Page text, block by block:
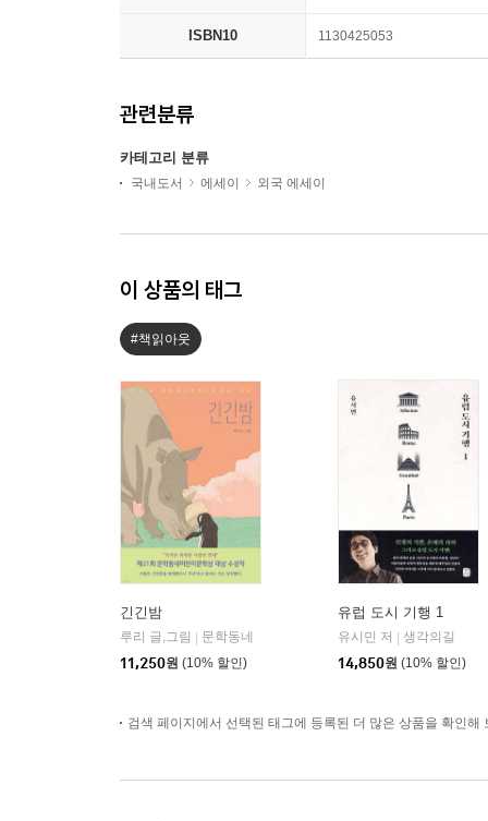
ISBN10 1130425053
관련분류
카테고리 분류
국내도서 에세이 외국 에세이
이 상품의 태그
#책읽아웃
긴긴밤
루리 글,그림
문학동네
11,250원 (10% 할인)
유럽 도시 기행 1
유시민 저
생각의길
14,850원 (10% 할인)
검색 페이지에서 선택된 태그에 등록된 더 많은 상품을 확인해